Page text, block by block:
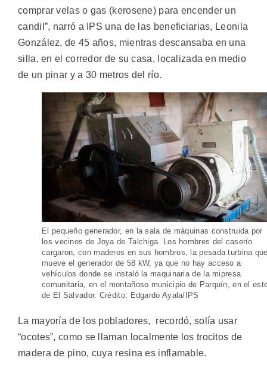
comprar velas o gas (kerosene) para encender un
candil”, narró a IPS una de las beneficiarias, Leonila
González, de 45 años, mientras descansaba en una
silla, en el corredor de su casa, localizada en medio
de un pinar y a 30 metros del río.
El pequeño generador, en la sala de máquinas construida por
los vecinos de Joya de Talchiga. Los hombres del caserío
cargaron, con maderos en sus hombros, la pesada turbina
mueve el generador de 58 kW, ya que no hay acceso a
vehículos donde se instaló la maquinaria de la mipresa
comunitaria, en el montañoso municipio de Parquín, en el
de El Salvador. Crédito: Edgardo Ayala/IPS
La mayoría de los pobladores, recordó, solía usar
“ocotes”, como se llaman localmente los trocitos de
madera de pino, cuya resina es inflamable.